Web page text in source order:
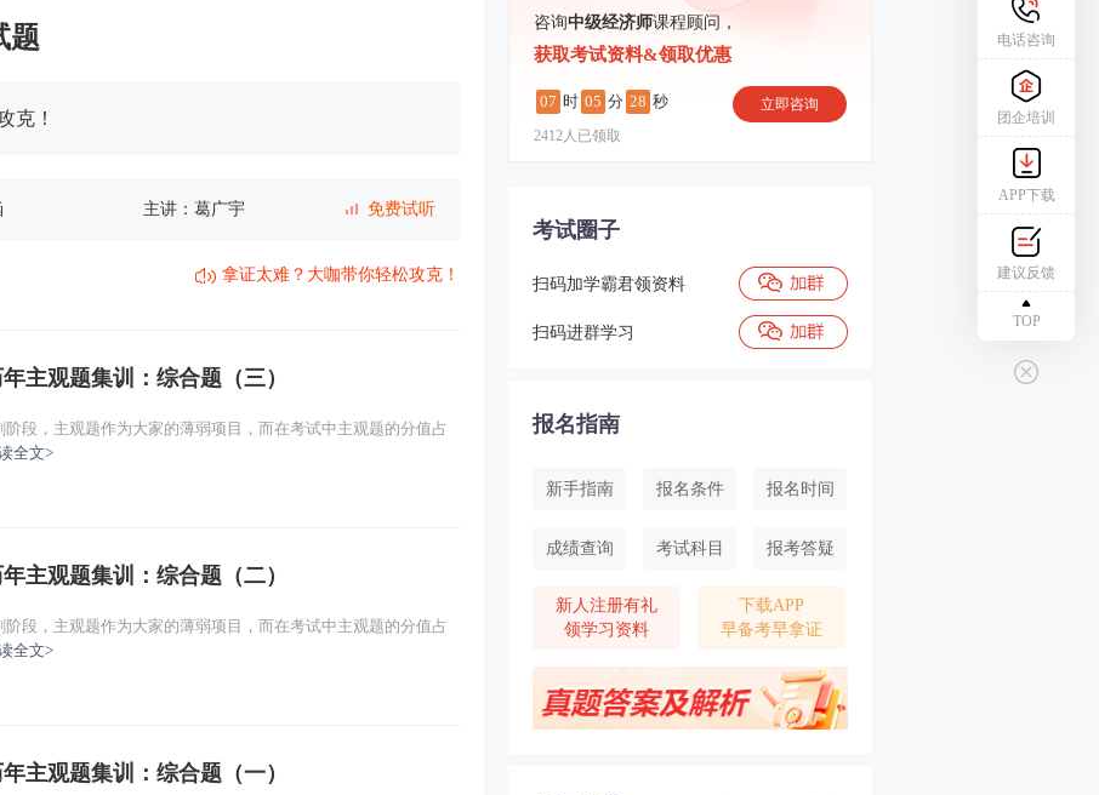
题
克！
经济体制
主讲：葛广宇
主讲：葛广宇 免费试听
拿证太难？大咖带你轻松攻克！
主观题集训：综合题（三）
段，主观题作为大家的薄弱项目，而在考试中主观题的分值占
全文>
主观题集训：综合题（二）
段，主观题作为大家的薄弱项目，而在考试中主观题的分值占
全文>
主观题集训：综合题（一）
咨询中级经济师课程顾问，
获取考试资料&领取优惠
07 时 05 分 27 秒
2412 人已领取
立即咨询
考试圈子
扫码加学霸君领资料
扫码进群学习
报名指南
新手指南 报名条件 报名时间
成绩查询 考试科目 报考答疑
新人注册有礼
领学习资料
下载APP
早备考早拿证
电话咨询
团企培训
APP下载
建议反馈
TOP